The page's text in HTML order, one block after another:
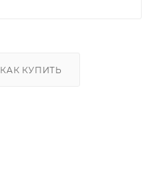
КАК КУПИТЬ